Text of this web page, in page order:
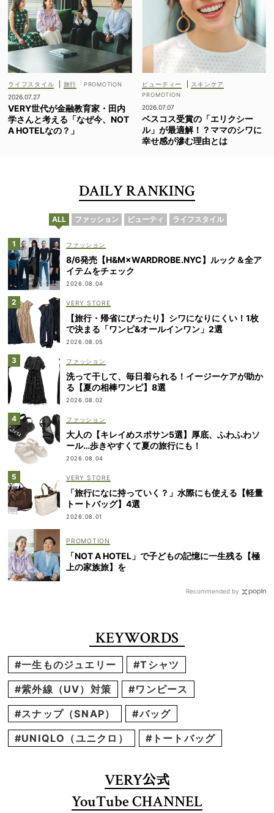
ライフスタイル
旅行
2026.07.27
VERY世代が金融教育家・田内
学さんと考える「なぜ今、NOT
A HOTELなの？」
ビューティー スキンケア
2026.07.07
ベスコス受賞の「エリクシー
ル」が最適解！？ママのシワに
幸せ感が滲む理由とは
DAILY RANKING
ALL ファッション ビューティ ライフスタイル
ファッション
8/6発売【H&M×WARDROBE.NYC】ルック＆全ア
イテムをチェック
2026.08.04
VERY STORE
【旅行・帰省にぴったり】シワになりにくい！1枚
で決まる「ワンピ&オールインワン」2選
2026.08.05
ファッション
洗って干して、毎日着られる！イージーケアが助か
る【夏の相棒ワンピ】8選
2026.08.02
ファッション
大人の【キレイめスポサン5選】厚底、ふわふわソ
ール…歩きやすくて夏の旅行にも！
2026.08.04
VERY STORE
「旅行になに持っていく？」水際にも使える【軽量
トートバッグ】4選
2026.08.01
「NOT A HOTEL」で子どもの記憶に一生残る【極
上の家族旅】を
Recommended by
KEYWORDS
#一生ものジュエリー
#Tシャツ
#紫外線（UV）対策
#ワンピース
#スナップ（SNAP）
#バッグ
#UNIQLO（ユニクロ）
#トートバッグ
VERY公式
YouTube CHANNEL